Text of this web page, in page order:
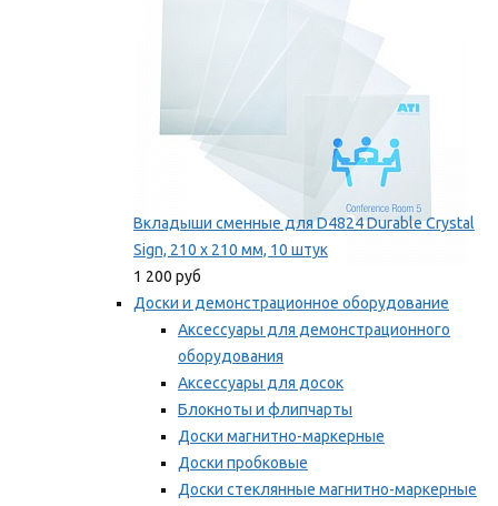
Вкладыши сменные для D4824 Durable Crystal
Sign, 210 x 210 мм, 10 штук
1 200 руб
Доски и демонстрационное оборудование
Аксессуары для демонстрационного
оборудования
Аксессуары для досок
Блокноты и флипчарты
Доски магнитно-маркерные
Доски пробковые
Доски стеклянные магнитно-маркерные